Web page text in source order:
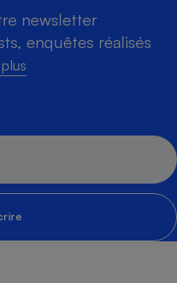
newsletter
enquêtes réalisés